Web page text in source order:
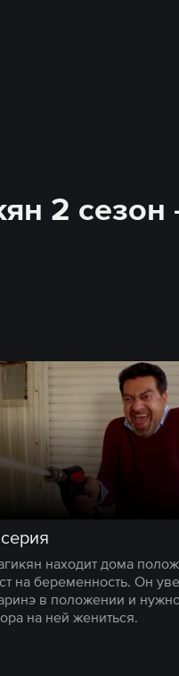
2 сезон
находит дома
на беременность. Он
в положении и нужно
на ней жениться.